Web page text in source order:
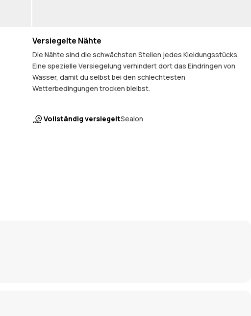
Versiegelte Nähte
Die Nähte sind die schwächsten Stellen jedes Kleidungsstücks.
Eine spezielle Versiegelung verhindert dort das Eindringen von
Wasser, damit du selbst bei den schlechtesten
Wetterbedingungen trocken bleibst.
Vollständig versiegeltSealon